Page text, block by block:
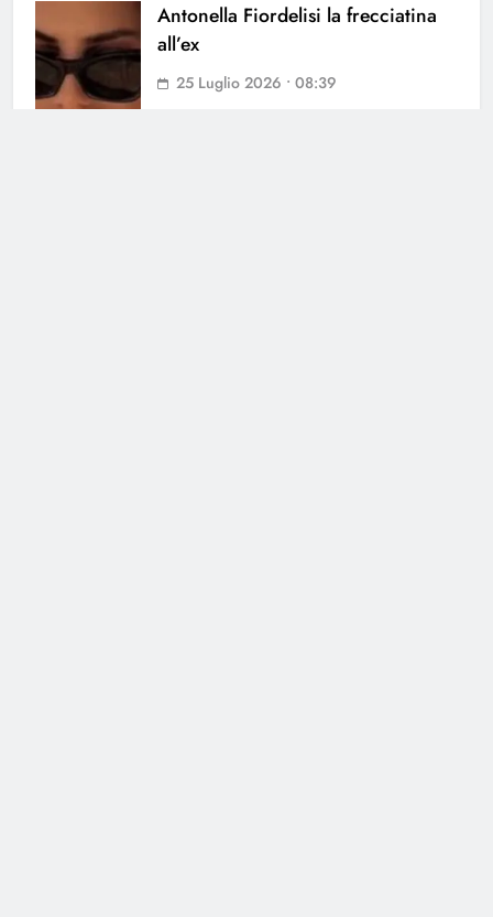
Antonella Fiordelisi la frecciatina
all’ex
25 Luglio 2026 • 08:39